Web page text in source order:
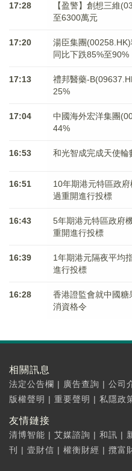
17:28
【盈警】創想三維
至6300萬元
17:20
湯臣集團
同比下跌85%至90%
17:13
禮邦醫藥-
25%
17:04
中國海外宏洋集團
44%
16:53 和光智成完成天使輪
16:51
10年期港元特區政
過重開進行投標
16:43
5年期港元特區政府
重開進行投標
16:39
1年期港元隔夜平均
進行投標
16:28
香港證監會就中國糖
消資格令
相關訊息
法定公告欄 | 廣告查詢 | 公司
版權聲明 | 重要聲明 | 私隱政
友情鏈接
清博智能 | 艾媒諮詢 | 和訊 |
刊
| 壹財信 | 權衡財經 | 攬富